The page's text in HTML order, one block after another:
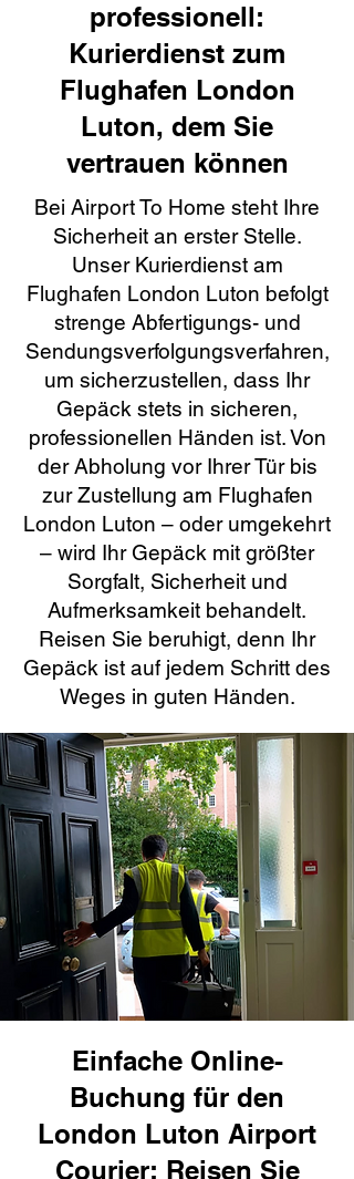
professionell:
Kurierdienst zum
Flughafen London
Luton, dem Sie
vertrauen können
Bei Airport To Home steht Ihre
Sicherheit an erster Stelle.
Unser Kurierdienst am
Flughafen London Luton befolgt
strenge Abfertigungs- und
Sendungsverfolgungsverfahren,
um sicherzustellen, dass Ihr
Gepäck stets in sicheren,
professionellen Händen ist. Von
der Abholung vor Ihrer Tür bis
zur Zustellung am Flughafen
London Luton – oder umgekehrt
– wird Ihr Gepäck mit größter
Sorgfalt, Sicherheit und
Aufmerksamkeit behandelt.
Reisen Sie beruhigt, denn Ihr
Gepäck ist auf jedem Schritt des
Weges in guten Händen.
Einfache Online-
Buchung für den
London Luton Airport
Courier: Reisen Sie